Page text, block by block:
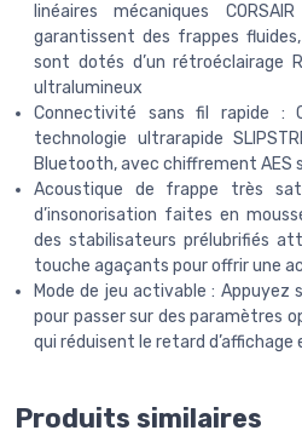
linéaires mécaniques
garantissent des frappes
sont dotés d’un rétroéclairage
ultralumineux
Connectivité sans fil rapide :
technologie ultrarapide
Bluetooth, avec chiffrement AES
Acoustique de frappe très
d’insonorisation faites en
des stabilisateurs prélubrifiés
touche agaçants pour offrir une
Mode de jeu activable : Appuyez
pour passer sur des paramètres
qui réduisent le retard
Produits similaires